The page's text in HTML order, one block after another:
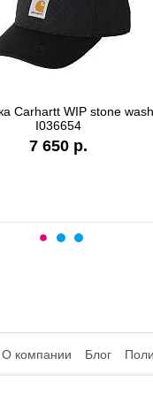
Carhartt WIP stone
I036654
7 650 р.
О компании Блог